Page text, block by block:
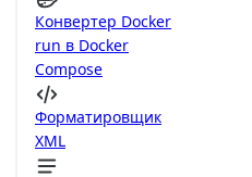
Конвертер Docker
run в Docker
Compose
Форматировщик
XML